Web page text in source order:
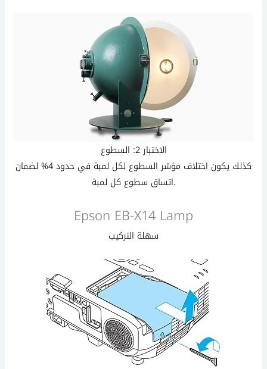
الاختبار 2: السطوع
كذلك يكون اختلاف مؤشر السطوع لكل لمبة في حدود 4% لضمان
اتساق سطوع كل لمبة.
Epson EB-X14 Lamp
سهلة التركيب